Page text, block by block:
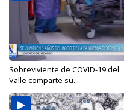
Sobreviviente de COVID-19 del
Valle comparte su...